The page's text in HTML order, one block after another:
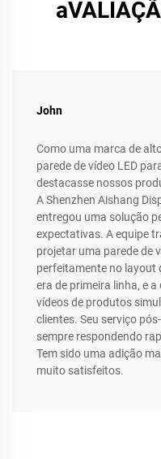
John
Como uma marca de
parede de vídeo LED
destacasse nossos
A Shenzhen Aishang
entregou uma solução
expectativas. A equipe
projetar uma parede de
perfeitamente no layout
era de primeira linha, e
vídeos de produtos
clientes. Seu serviço
sempre respondendo
Tem sido uma adição
muito satisfeitos.